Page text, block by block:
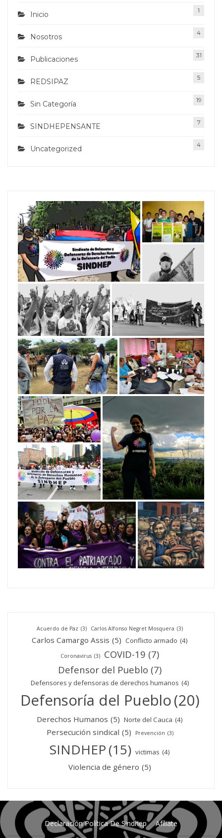
Inicio 1
Nosotros 4
Publicaciones 31
REDSIPAZ 5
Sin Categoría 19
SINDHEPENSANTE 7
Uncategorized 4
Acuerdo de Paz (3) Carlos Alfonso Negret Mosquera (3)
Carlos Camargo Assis (5) Conflicto armado (4)
Coronavirus (3) COVID-19 (7)
Defensor del Pueblo (7)
Defensores y defensoras de derechos humanos (4)
Defensoría del Pueblo(20)
Derechos Humanos (5) Norte del Cauca (4)
Persecución sindical (5) Prevención (3)
SINDHEP(15) victimas (4)
Violencia de género (5)
Declaración Política De Sindhep Afíliate